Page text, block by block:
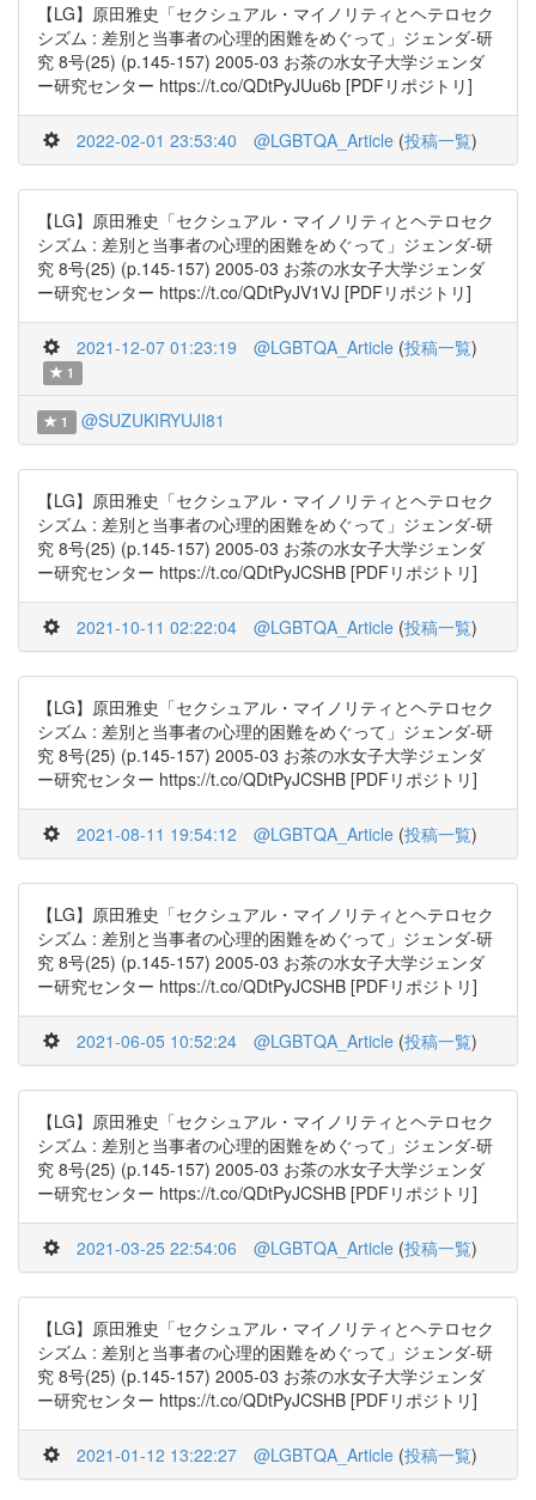
【LG】原田雅史「セクシュアル・マイノリティとヘテロセク
シズム : 差別と当事者の心理的困難をめぐって」ジェンダ-研
究 8号(25) (p.145-157) 2005-03 お茶の水女子大学ジェンダ
ー研究センター https://t.co/QDtPyJUu6b [PDFリポジトリ]
2022-02-01 23:53:40 @LGBTQA_Article (投稿一覧)
【LG】原田雅史「セクシュアル・マイノリティとヘテロセク
シズム : 差別と当事者の心理的困難をめぐって」ジェンダ-研
究 8号(25) (p.145-157) 2005-03 お茶の水女子大学ジェンダ
ー研究センター https://t.co/QDtPyJV1VJ [PDFリポジトリ]
2021-12-07 01:23:19 @LGBTQA_Article (投稿一覧)
1
1 @SUZUKIRYUJI81
【LG】原田雅史「セクシュアル・マイノリティとヘテロセク
シズム : 差別と当事者の心理的困難をめぐって」ジェンダ-研
究 8号(25) (p.145-157) 2005-03 お茶の水女子大学ジェンダ
ー研究センター https://t.co/QDtPyJCSHB [PDFリポジトリ]
2021-10-11 02:22:04 @LGBTQA_Article (投稿一覧)
【LG】原田雅史「セクシュアル・マイノリティとヘテロセク
シズム : 差別と当事者の心理的困難をめぐって」ジェンダ-研
究 8号(25) (p.145-157) 2005-03 お茶の水女子大学ジェンダ
ー研究センター https://t.co/QDtPyJCSHB [PDFリポジトリ]
2021-08-11 19:54:12 @LGBTQA_Article (投稿一覧)
【LG】原田雅史「セクシュアル・マイノリティとヘテロセク
シズム : 差別と当事者の心理的困難をめぐって」ジェンダ-研
究 8号(25) (p.145-157) 2005-03 お茶の水女子大学ジェンダ
ー研究センター https://t.co/QDtPyJCSHB [PDFリポジトリ]
2021-06-05 10:52:24 @LGBTQA_Article (投稿一覧)
【LG】原田雅史「セクシュアル・マイノリティとヘテロセク
シズム : 差別と当事者の心理的困難をめぐって」ジェンダ-研
究 8号(25) (p.145-157) 2005-03 お茶の水女子大学ジェンダ
ー研究センター https://t.co/QDtPyJCSHB [PDFリポジトリ]
2021-03-25 22:54:06 @LGBTQA_Article (投稿一覧)
【LG】原田雅史「セクシュアル・マイノリティとヘテロセク
シズム : 差別と当事者の心理的困難をめぐって」ジェンダ-研
究 8号(25) (p.145-157) 2005-03 お茶の水女子大学ジェンダ
ー研究センター https://t.co/QDtPyJCSHB [PDFリポジトリ]
2021-01-12 13:22:27 @LGBTQA_Article (投稿一覧)